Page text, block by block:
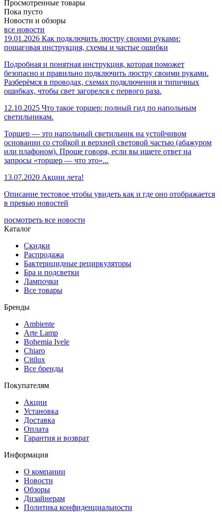
Просмотренные товары
Пока пусто
Новости и обзоры
все новости
19.01.2026 Как подключить люстру своими руками:
пошаговая инструкция, схемы и частые ошибки
Подробная и понятная инструкция, которая поможет
безопасно и правильно подключить люстру своими руками.
Разберёмся в проводах, схемах подключения и типичных
ошибках, чтобы свет загорелся с первого раза.
12.10.2025 Что такое торшер: полный гид по напольным
светильникам.
Торшер — это напольный светильник на устойчивом
основании со стойкой и верхней световой частью (абажуром
или плафоном). Проще говоря, если вы ищете ответ на
запросы «торшер — что это»...
13.07.2020 Акции лета!
Описание тестовое чтобы увидеть как и где оно отображается
в превью новостей
посмотреть все новости
Каталог
Скидки
Распродажа
Бактерицидные рециркуляторы
Бра и подсветки
Лампочки
Все товары
Бренды
Ambiente
Arte Lamp
Bohemia Ivele
Chiaro
Citilux
Все бренды
Покупателям
Акции
Установка
Доставка
Оплата
Гарантия и возврат
Информация
О компании
Новости
Обзоры
Дизайнерам
Политика конфиденциальности